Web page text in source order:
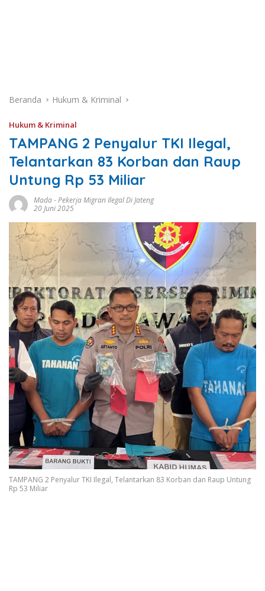
Beranda Hukum & Kriminal
Hukum & Kriminal
TAMPANG 2 Penyalur TKI Ilegal,
Telantarkan 83 Korban dan Raup
Untung Rp 53 Miliar
Mada-Pekerja Migran Ilegal Di Jateng
20 Juni 2025
TAMPANG 2 Penyalur TKI Ilegal, Telantarkan 83 Korban dan Raup Untung
Rp 53 Miliar